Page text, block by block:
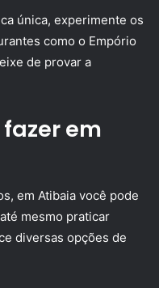
única, experimente os
como o Empório
de provar a
em
em Atibaia você pode
mesmo praticar
diversas opções de